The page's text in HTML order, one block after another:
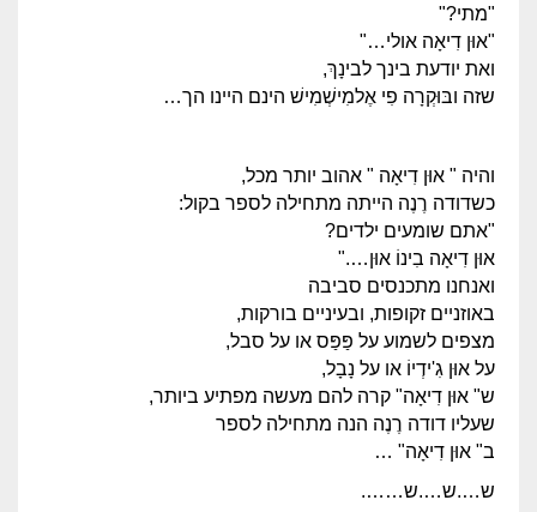
"מתי?"
"אוּן דִיאָה אולי…"
ואת יודעת בינך לבינָךְ,
שזה ובּוּקְרָה פִי אֶלמִישְׁמִישׁ הינם היינו הך…
והיה " אוּן דִיאָה " אהוב יותר מכל,
כשדודה רֶנֶה הייתה מתחילה לספר בקול:
"אתם שומעים ילדים?
אוּן דִיאָה בִינוֹ אוּן…."
ואנחנו מתכנסים סביבה
באוזניים זקופות, ובעיניים בורקות,
מצפים לשמוע על פַּפַּס או על סבל,
על אוּן גִ'ידְיוֹ או על נָבָל,
ש" אוּן דִיאָה" קרה להם מעשה מפתיע ביותר,
שעליו דודה רֶנֶה הנה מתחילה לספר
ב" אוּן דִיאָה" …
ש….ש….ש…….